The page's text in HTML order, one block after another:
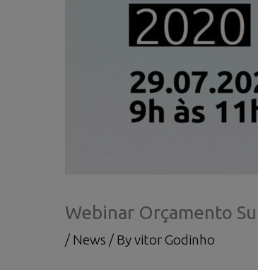
Webinar Orçamento
/ News / Byvitor Godinho